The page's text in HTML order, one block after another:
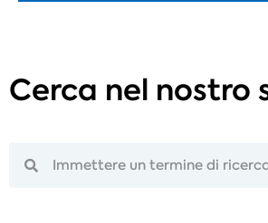
Cerca nel nostro